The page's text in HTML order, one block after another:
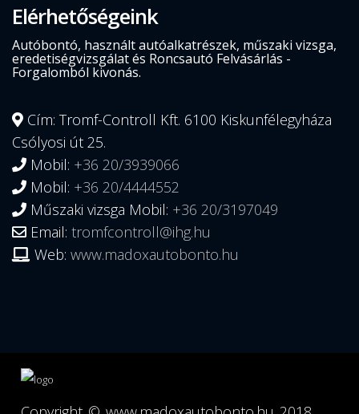
Elérhetőségeink
Autóbontó, használt autóalkatrészek, műszaki vizsga,
eredetiségvizsgálat és Roncsautó Felvásárlás -
Forgalomból kivonás.
Cím: Tromf-Controll Kft. 6100 Kiskunfélegyháza
Csólyosi út 25.
Mobil: +36 20/3939066
Mobil: +36 20/4444552
Műszaki vizsga Mobil: +36 20/3197049
Email: tromfcontroll@ihg.hu
Web: www.madoxautobonto.hu